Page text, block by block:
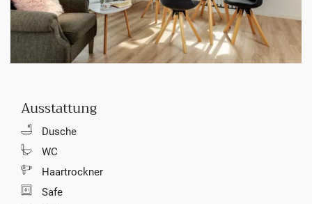
Ausstattung
Dusche
WC
Haartrockner
Safe